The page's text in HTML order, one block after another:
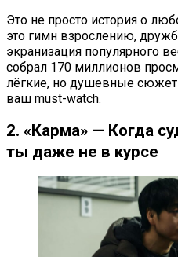
Это не просто история о
это гимн взрослению,
экранизация популярного
собрал 170 миллионов
лёгкие, но душевные
ваш must-watch.
2. «Карма» — Когда
ты даже не в курсе